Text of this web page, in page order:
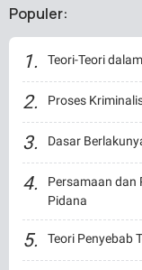
Populer:
Teori-Teori
Proses
Dasar
Persamaan dan
Pidana
Teori Penyebab